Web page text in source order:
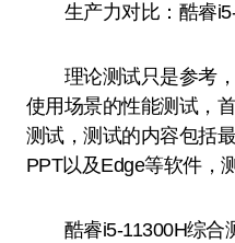
生产力对比：酷睿i5-
理论测试只是参考，
使用场景的性能测试，
测试，测试的内容包括
PPT以及Edge等软件，
酷睿i5-11300H综合